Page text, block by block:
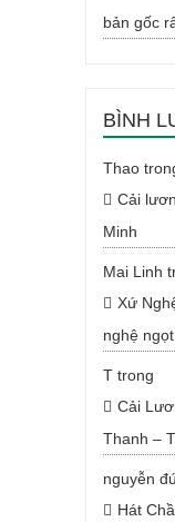
bản gốc
BÌNH
Thao
Cải
Minh
Mai Linh
Xứ
nghệ
Ttrong
Cải
Thanh –
nguyễn
Hát